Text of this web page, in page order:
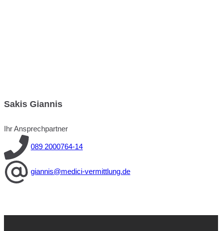
Sakis Giannis
Ihr Ansprechpartner
089 2000764-14
giannis@medici-vermittlung.de